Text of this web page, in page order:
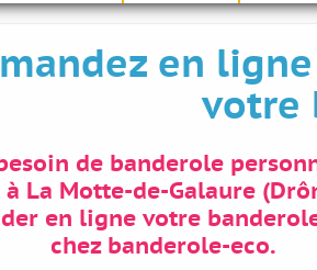
en
votre
de banderole
La Motte-de-Galaure
en ligne votre
chez banderole-eco.